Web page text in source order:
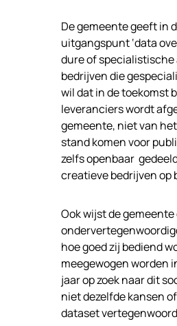
De gemeente geeft in
uitgangspunt ‘data
dure of specialistische
bedrijven die
wil dat in de toekomst
leveranciers wordt
gemeente, niet van
stand komen voor
zelfs openbaar
creatieve bedrijven op
Ook wijst de
hoe goed zij bediend
meegewogen worden
jaar op zoek naar dit
niet dezelfde kansen
dataset